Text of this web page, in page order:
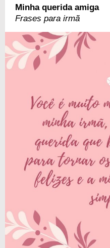
Minha querida amiga
Frases para irmã